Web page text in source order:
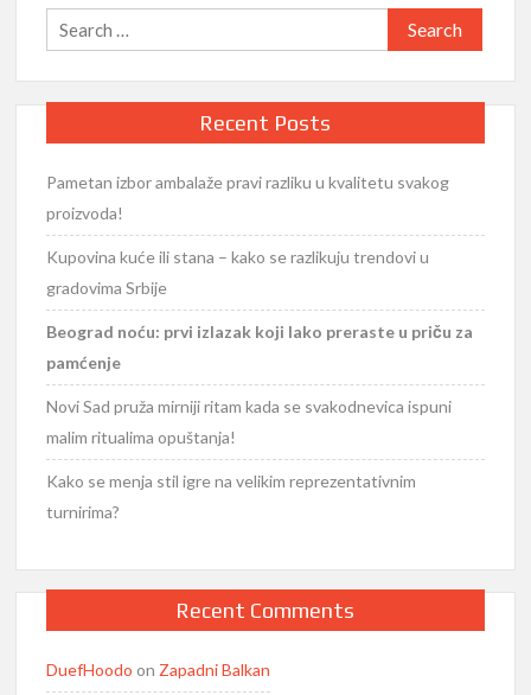
Search
for:
Recent Posts
Pametan izbor ambalaže pravi razliku u kvalitetu svakog
proizvoda!
Kupovina kuće ili stana – kako se razlikuju trendovi u
gradovima Srbije
Beograd noću: prvi izlazak koji lako preraste u priču za
pamćenje
Novi Sad pruža mirniji ritam kada se svakodnevica ispuni
malim ritualima opuštanja!
Kako se menja stil igre na velikim reprezentativnim
turnirima?
Recent Comments
DuefHoodo on Zapadni Balkan